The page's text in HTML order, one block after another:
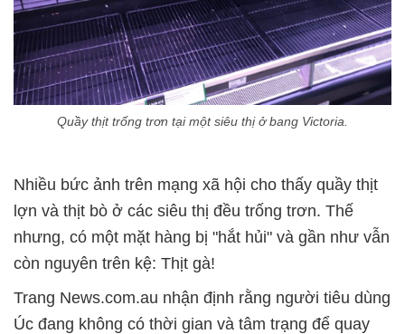
Quầy thịt trống trơn tại một siêu thị ở bang Victoria.
Nhiều bức ảnh trên mạng xã hội cho thấy quầy thịt
lợn và thịt bò ở các siêu thị đều trống trơn. Thế
nhưng, có một mặt hàng bị "hắt hủi" và gần như vẫn
còn nguyên trên kệ: Thịt gà!
Trang News.com.au nhận định rằng người tiêu dùng
Úc đang không có thời gian và tâm trạng để quay